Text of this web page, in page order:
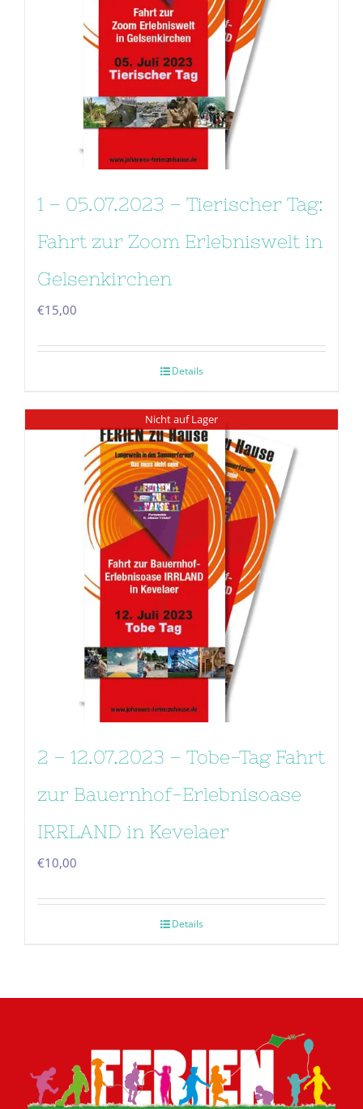
1 – 05.07.2023 – Tierischer Tag:
Fahrt zur Zoom Erlebniswelt in
Gelsenkirchen
€15,00
Details
Nicht auf Lager
2 – 12.07.2023 – Tobe-Tag Fahrt
zur Bauernhof-Erlebnisoase
IRRLAND in Kevelaer
€10,00
Details